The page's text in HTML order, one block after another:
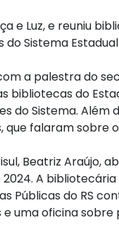
e Luz, e reuniu
Sistema Estadual
a palestra do
do
do Sistema.
que falaram sobre
Beatriz Araújo,
A
Públicas do RS
uma oficina sobre